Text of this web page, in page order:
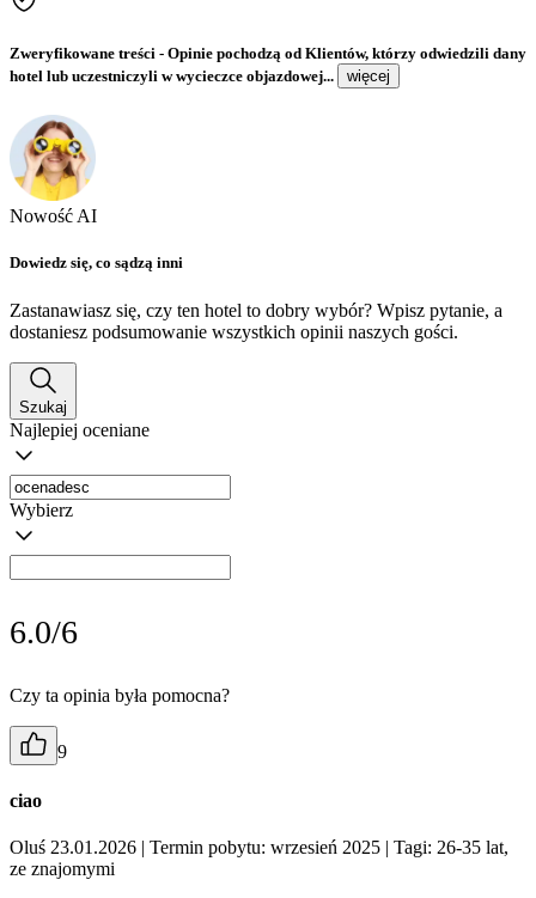
Zweryfikowane treści - Opinie pochodzą od Klientów, którzy odwiedzili dany
hotel lub uczestniczyli w wycieczce objazdowej...
więcej
Nowość AI
Dowiedz się, co sądzą inni
Zastanawiasz się, czy ten hotel to dobry wybór? Wpisz pytanie, a
dostaniesz podsumowanie wszystkich opinii naszych gości.
Szukaj
Najlepiej oceniane
Wybierz
6.0/6
Czy ta opinia była pomocna?
9
ciao
Oluś 23.01.2026 | Termin pobytu: wrzesień 2025 | Tagi: 26-35 lat,
ze znajomymi